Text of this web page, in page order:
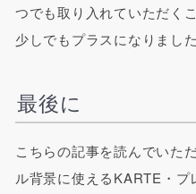
つでも取り入れていただく
少しでもプラスになりまし
最後に
こちらの記事を読んでいた
ル背景に使えるKARTE・